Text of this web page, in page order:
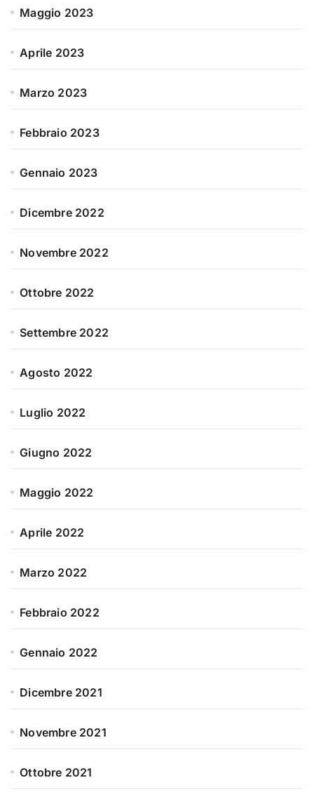
Maggio 2023
Aprile 2023
Marzo 2023
Febbraio 2023
Gennaio 2023
Dicembre 2022
Novembre 2022
Ottobre 2022
Settembre 2022
Agosto 2022
Luglio 2022
Giugno 2022
Maggio 2022
Aprile 2022
Marzo 2022
Febbraio 2022
Gennaio 2022
Dicembre 2021
Novembre 2021
Ottobre 2021